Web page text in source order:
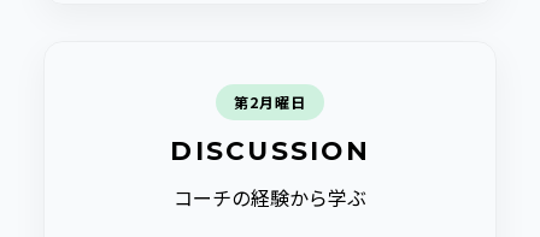
第2月曜日
DISCUSSION
コーチの経験から学ぶ